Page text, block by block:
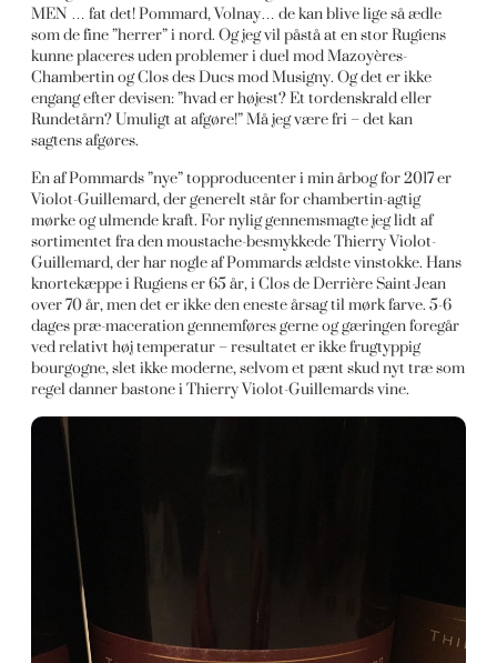
MEN … fat det! Pommard, Volnay… de kan blive lige så ædle
som de fine ”herrer” i nord. Og jeg vil påstå at en stor Rugiens
kunne placeres uden problemer i duel mod Mazoyères-
Chambertin og Clos des Ducs mod Musigny. Og det er ikke
engang efter devisen: ”hvad er højest? Et tordenskrald eller
Rundetårn? Umuligt at afgøre!” Må jeg være fri – det kan
sagtens afgøres.
En af Pommards ”nye” topproducenter i min årbog for 2017 er
Violot-Guillemard, der generelt står for chambertin-agtig
mørke og ulmende kraft. For nylig gennemsmagte jeg lidt af
sortimentet fra den moustache-besmykkede Thierry Violot-
Guillemard, der har nogle af Pommards ældste vinstokke. Hans
knortekæppe i Rugiens er 65 år, i Clos de Derrière Saint-Jean
over 70 år, men det er ikke den eneste årsag til mørk farve. 5-6
dages præ-maceration gennemføres gerne og gæringen foregår
ved relativt høj temperatur – resultatet er ikke frugtyppig
bourgogne, slet ikke moderne, selvom et pænt skud nyt træ som
regel danner bastone i Thierry Violot-Guillemards vine.